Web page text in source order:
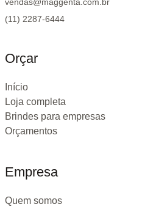
vendas@maggenta.com.br
(11) 2287-6444
Orçar
Início
Loja completa
Brindes para empresas
Orçamentos
Empresa
Quem somos